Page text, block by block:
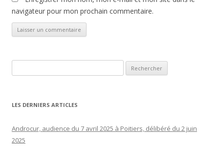
navigateur pour mon prochain commentaire.
LES DERNIERS ARTICLES
Androcur, audience du 7 avril 2025 à Poitiers, délibéré du 2 juin
2025